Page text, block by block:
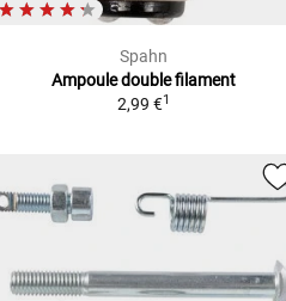
Spahn
Ampoule double filament
2,99 €1